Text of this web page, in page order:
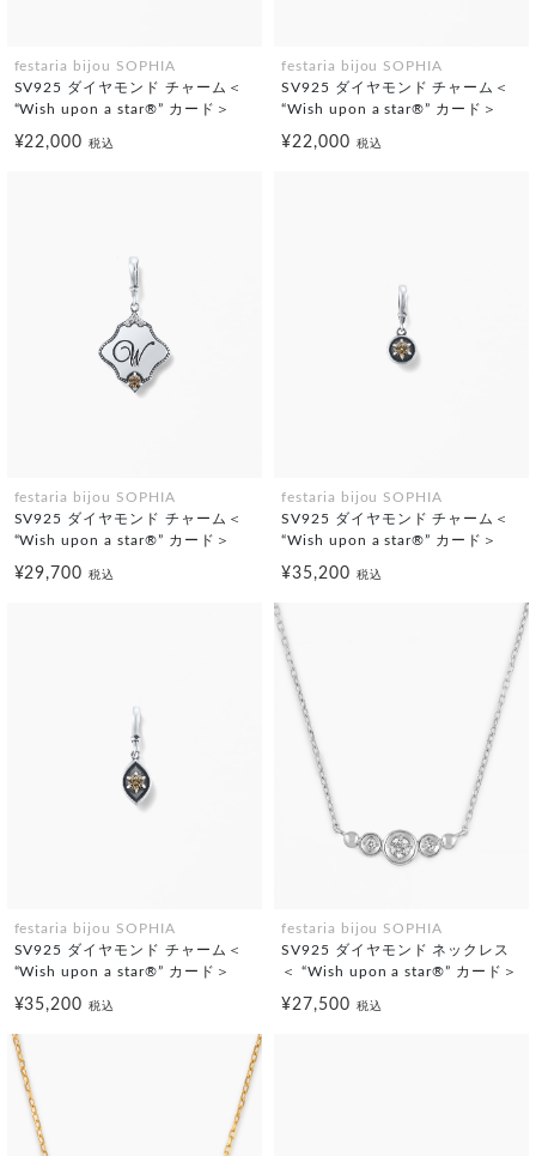
festaria bijou SOPHIA
SV925 ダイヤモンド チャーム＜
“Wish upon a star®” カード＞
¥22,000税込
festaria bijou SOPHIA
SV925 ダイヤモンド チャーム＜
“Wish upon a star®” カード＞
¥22,000 税込
festaria bijou SOPHIA
SV925 ダイヤモンド チャーム＜
“Wish upon a star®” カード＞
¥29,700税込
festaria bijou SOPHIA
SV925 ダイヤモンド チャーム＜
“Wish upon a star®” カード＞
¥35,200 税込
festaria bijou SOPHIA
SV925 ダイヤモンド チャーム＜
“Wish upon a star®” カード＞
¥35,200税込
festaria bijou SOPHIA
SV925 ダイヤモンド ネックレス
＜ “Wish upon a star®” カード＞
¥27,500 税込